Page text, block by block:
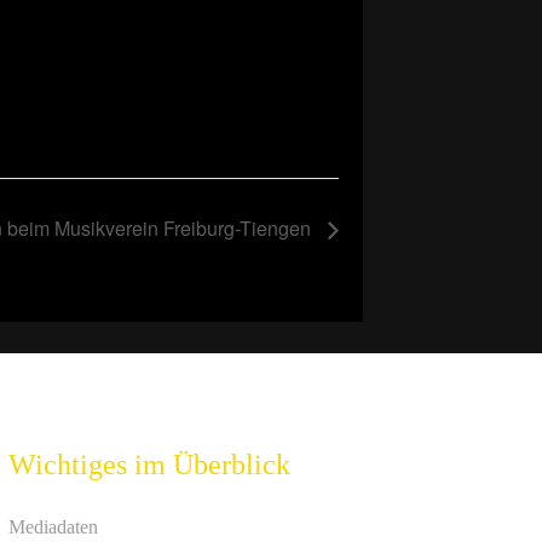
Musikverein Freiburg-Tiengen
Wichtiges im Überblick
Mediadaten